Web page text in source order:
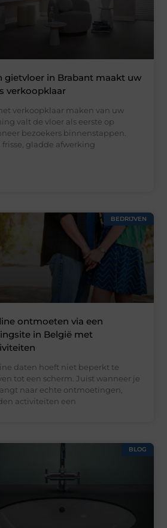
gietvloer in Brabant maakt uw
verkoopklaar
verkoopklaar maken van uw
valt de vloer als eerste op
bezoekers binnenstappen.
frisse, gladde afwerking
BEDRIJVEN
ontmoeten via een
in België met
daten hoeft niet beperkt te
tot een scherm. Juist wanneer je
naar echte ontmoetingen,
activiteiten een
BLOG